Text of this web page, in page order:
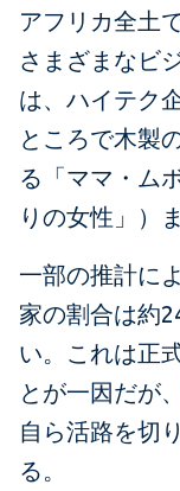
アフリカ全土
さまざまなビ
は、ハイテク
ところで木製
る「ママ・ム
りの女性」）
一部の推計に
家の割合は約
い。これは正
とが一因だが
自ら活路を切
る。